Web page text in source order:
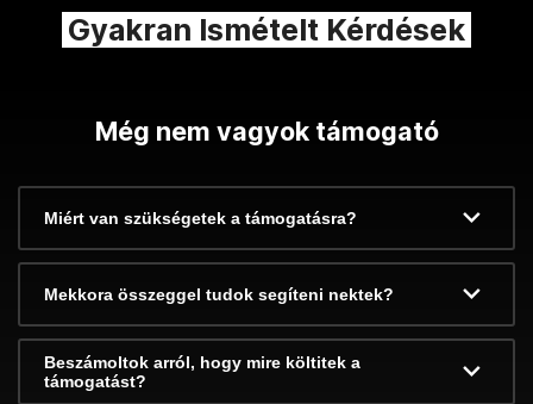
Gyakran Ismételt Kérdések
Még nem vagyok támogató
Miért van szükségetek a támogatásra?
Mekkora összeggel tudok segíteni nektek?
Beszámoltok arról, hogy mire költitek a
támogatást?